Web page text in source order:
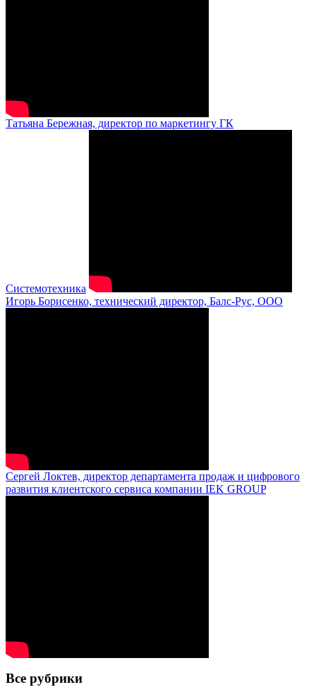
Татьяна Бережная, директор по маркетингу ГК
Системотехника
Игорь Борисенко, технический директор, Балс-Рус, ООО
Сергей Локтев, директор департамента продаж и цифрового
развития клиентского сервиса компании IEK GROUP
Все рубрики